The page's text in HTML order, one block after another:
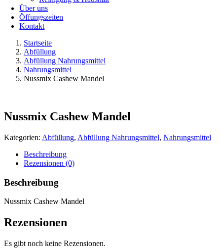
Über uns
Öffungszeiten
Kontakt
Startseite
Abfüllung
Abfüllung Nahrungsmittel
Nahrungsmittel
Nussmix Cashew Mandel
Nussmix Cashew Mandel
Kategorien: Abfüllung, Abfüllung Nahrungsmittel, Nahrungsmittel
Beschreibung
Rezensionen (0)
Beschreibung
Nussmix Cashew Mandel
Rezensionen
Es gibt noch keine Rezensionen.